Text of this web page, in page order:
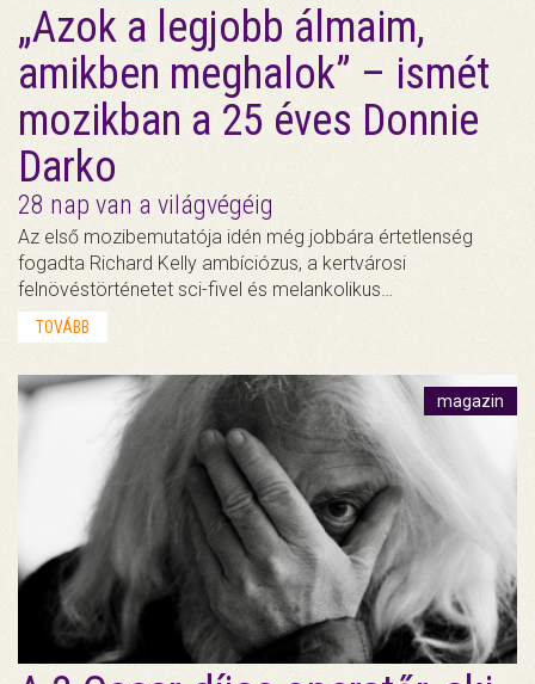
„Azok a legjobb álmaim,
amikben meghalok” – ismét
mozikban a 25 éves Donnie
Darko
28 nap van a világvégéig
Az első mozibemutatója idén még jobbára értetlenség
fogadta Richard Kelly ambíciózus, a kertvárosi
felnövéstörténetet sci-fivel és melankolikus…
TOVÁBB
magazin